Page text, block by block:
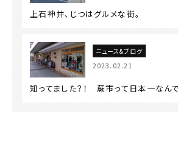
上石神井、じつはグルメな街。
ニュース&ブログ
2023.02.21
知ってました？！ 蕨市って日本一なんで